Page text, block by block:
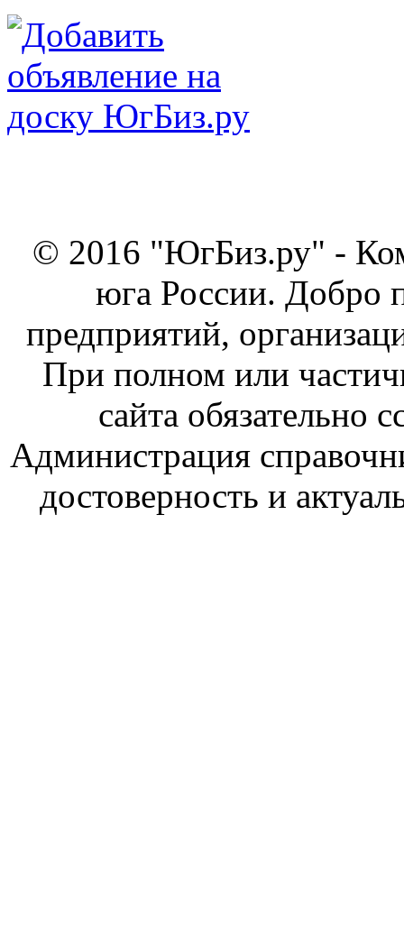
© 2016 "ЮгБиз.ру" -
юга России. Добро
предприятий,
При полном или
сайта обязательно
Администрация
достоверность и